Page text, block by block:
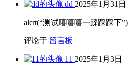
dd 2025年1月31日
alert(“测试嘻嘻嘻一踩踩踩下”)
评论于 留言板
11 2025年1月3日